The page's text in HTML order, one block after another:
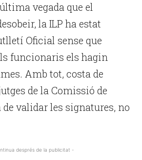
vegada que el
la ILP ha estat
Oficial sense que
funcionaris els hagin
Amb tot, costa de
de la Comissió de
de validar les signatures, no
després de la publicitat -